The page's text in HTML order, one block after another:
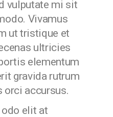
vulputate mi sit
Vivamus
ut tristique et
ultricies
elementum
gravida rutrum
orci accursus.
elit at